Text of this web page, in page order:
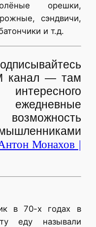
орешки,
сэндвичи,
и т.д.
канал — там
Монахов |
в 70-х годах в
еду называли